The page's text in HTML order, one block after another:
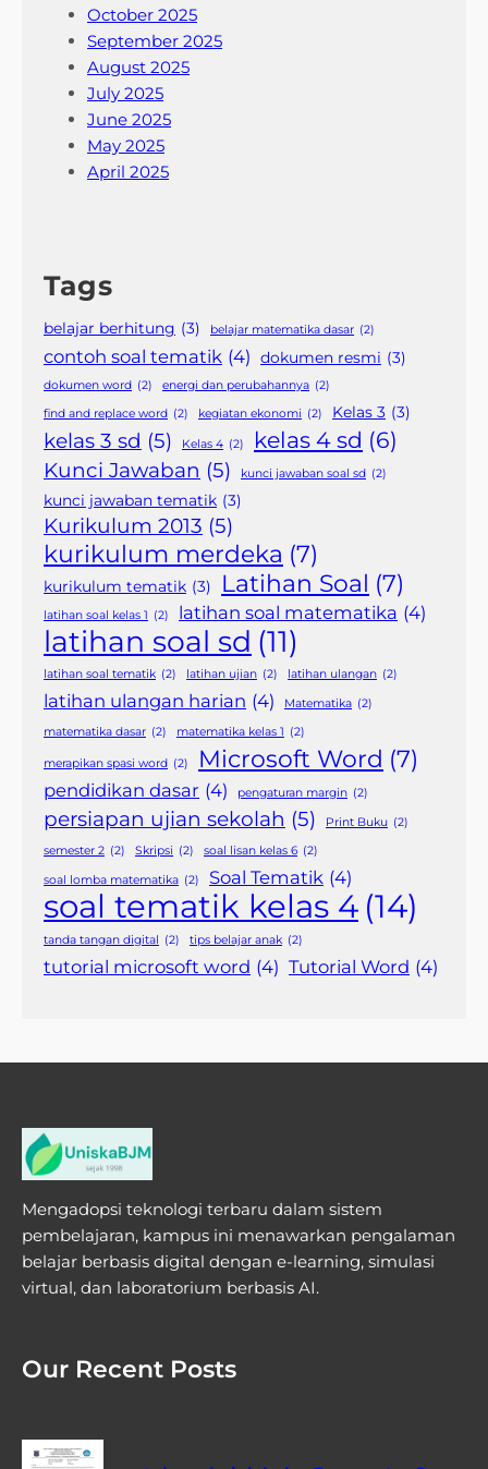
October 2025
September 2025
August 2025
July 2025
June 2025
May 2025
April 2025
Tags
belajar berhitung (3) belajar matematika dasar (2)
contoh soal tematik (4) dokumen resmi (3)
dokumen word (2) energi dan perubahannya (2)
find and replace word (2) kegiatan ekonomi (2) Kelas 3 (3)
kelas 3 sd (5) Kelas 4 (2) kelas 4 sd (6)
Kunci Jawaban (5) kunci jawaban soal sd (2)
kunci jawaban tematik (3)
Kurikulum 2013 (5)
kurikulum merdeka (7)
kurikulum tematik (3) Latihan Soal (7)
latihan soal kelas 1 (2) latihan soal matematika (4)
latihan soal sd (11)
latihan soal tematik (2) latihan ujian (2) latihan ulangan (2)
latihan ulangan harian (4) Matematika (2)
matematika dasar (2) matematika kelas 1 (2)
merapikan spasi word (2) Microsoft Word (7)
pendidikan dasar (4) pengaturan margin (2)
persiapan ujian sekolah (5) Print Buku (2)
semester 2 (2) Skripsi (2) soal lisan kelas 6 (2)
soal lomba matematika (2) Soal Tematik (4)
soal tematik kelas 4 (14)
tanda tangan digital (2) tips belajar anak (2)
tutorial microsoft word (4) Tutorial Word (4)
Mengadopsi teknologi terbaru dalam sistem
pembelajaran, kampus ini menawarkan pengalaman
belajar berbasis digital dengan e-learning, simulasi
virtual, dan laboratorium berbasis AI.
Our Recent Posts